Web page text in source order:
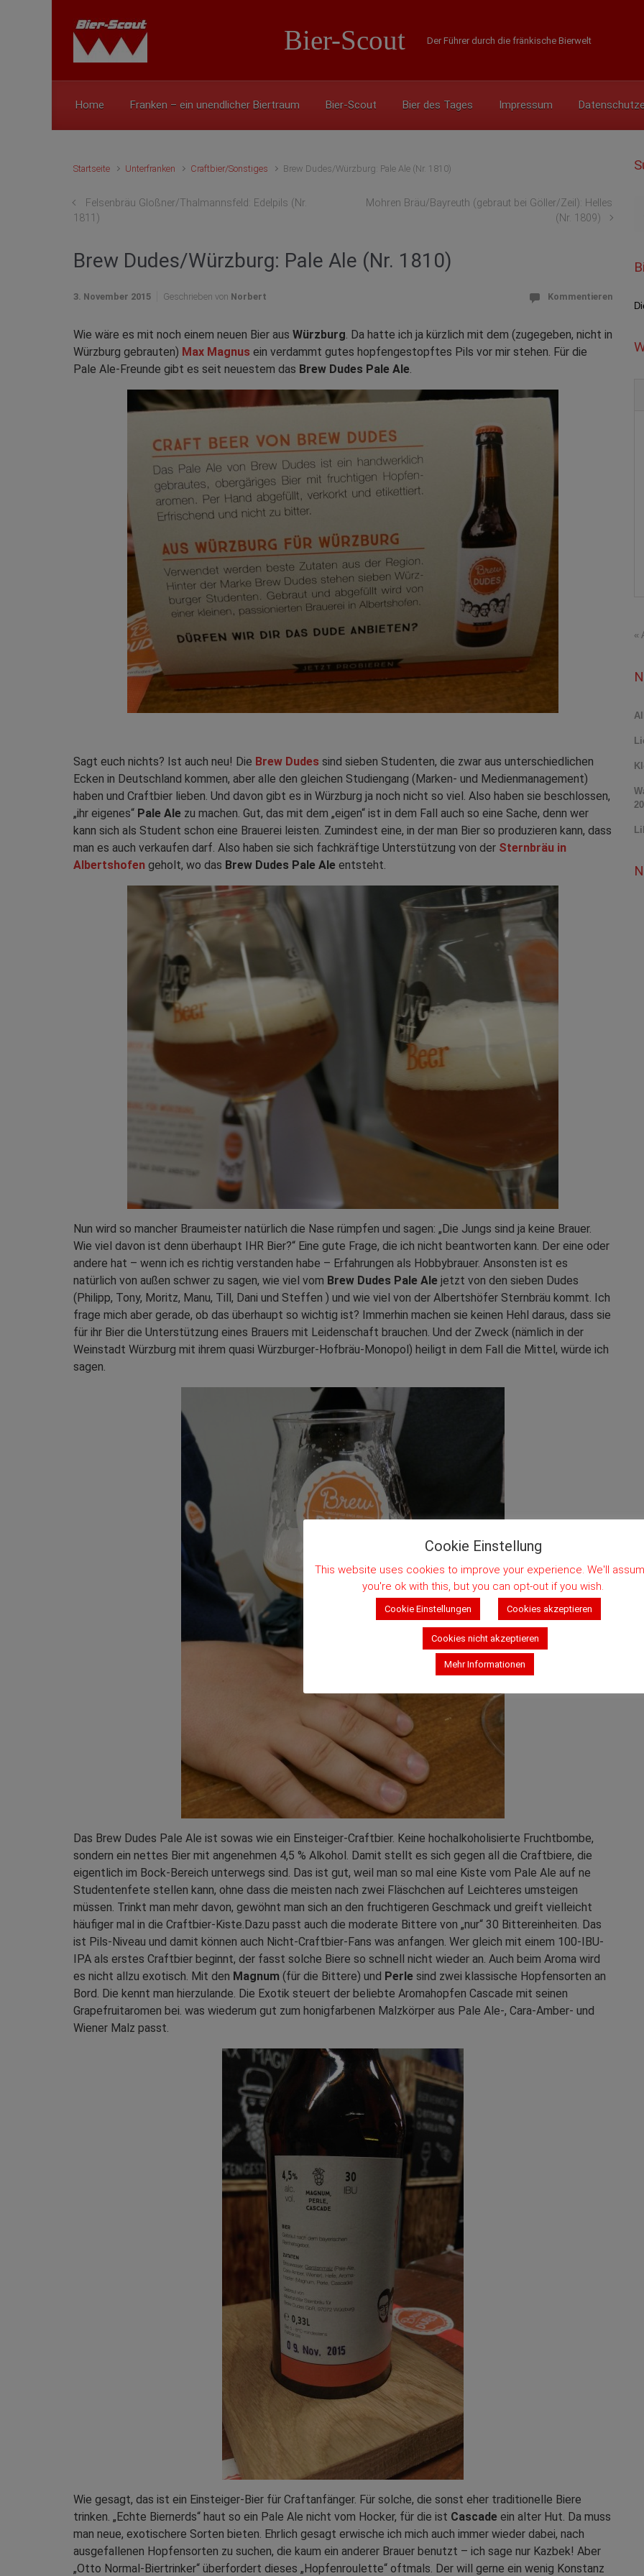
Zum Hauptinhalt springen
Bier-Scout Der Führer durch die fränkische Bierwelt
Home Franken – ein unendlicher Biertraum Bier-Scout Bier des Tages Impressum
Startseite Unterfranken Craftbier/Sonstiges Brew Dudes/Würzburg: Pale Ale (Nr. 1810)
Felsenbräu Gloßner/Thalmannsfeld: Edelpils (Nr.
1811)
Mohren Bräu/Bayreuth (gebraut bei Göller/Zeil): Helles
(Nr. 1809)
Brew Dudes/Würzburg: Pale Ale (Nr. 1810)
3. November 2015 Geschrieben von Norbert Kommentieren
Wie wäre es mit noch einem neuen Bier aus Würzburg. Da hatte ich ja kürzlich mit dem (zugegeben, nicht in
Würzburg gebrauten) Max Magnus ein verdammt gutes hopfengestopftes Pils vor mir stehen. Für die
Pale Ale-Freunde gibt es seit neuestem das Brew Dudes Pale Ale.
Sagt euch nichts? Ist auch neu! Die Brew Dudes sind sieben Studenten, die zwar aus unterschiedlichen
Ecken in Deutschland kommen, aber alle den gleichen Studiengang (Marken- und Medienmanagement)
haben und Craftbier lieben. Und davon gibt es in Würzburg ja noch nicht so viel. Also haben sie beschlossen,
„ihr eigenes“ Pale Ale zu machen. Gut, das mit dem „eigen“ ist in dem Fall auch so eine Sache, denn wer
kann sich als Student schon eine Brauerei leisten. Zumindest eine, in der man Bier so produzieren kann, dass
man es auch verkaufen darf. Also haben sie sich fachkräftige Unterstützung von der Sternbräu in
Albertshofen geholt, wo das Brew Dudes Pale Ale entsteht.
Nun wird so mancher Braumeister natürlich die Nase rümpfen und sagen: „Die Jungs sind ja keine Brauer.
Wie viel davon ist denn überhaupt IHR Bier?“ Eine gute Frage, die ich nicht beantworten kann. Der eine oder
andere hat – wenn ich es richtig verstanden habe – Erfahrungen als Hobbybrauer. Ansonsten ist es
natürlich von außen schwer zu sagen, wie viel vom Brew Dudes Pale Ale jetzt von den sieben Dudes
(Philipp, Tony, Moritz, Manu, Till, Dani und Steffen ) und wie viel von der Albertshöfer Sternbräu kommt. Ich
frage mich aber gerade, ob das überhaupt so wichtig ist? Immerhin machen sie keinen Hehl daraus, dass sie
für ihr Bier die Unterstützung eines Brauers mit Leidenschaft brauchen. Und der Zweck (nämlich in der
Weinstadt Würzburg mit ihrem quasi Würzburger-Hofbräu-Monopol) heiligt in dem Fall die Mittel, würde ich
sagen.
Das Brew Dudes Pale Ale ist sowas wie ein Einsteiger-Craftbier. Keine hochalkoholisierte Fruchtbombe,
sondern ein nettes Bier mit angenehmen 4,5 % Alkohol. Damit stellt es sich gegen all die Craftbiere, die
eigentlich im Bock-Bereich unterwegs sind. Das ist gut, weil man so mal eine Kiste vom Pale Ale auf ne
Studentenfete stellen kann, ohne dass die meisten nach zwei Fläschchen auf Leichteres umsteigen
müssen. Trinkt man mehr davon, gewöhnt man sich an den fruchtigeren Geschmack und greift vielleicht
häufiger mal in die Craftbier-Kiste.Dazu passt auch die moderate Bittere von „nur“ 30 Bittereinheiten. Das
ist Pils-Niveau und damit können auch Nicht-Craftbier-Fans was anfangen. Wer gleich mit einem 100-IBU-
IPA als erstes Craftbier beginnt, der fasst solche Biere so schnell nicht wieder an. Auch beim Aroma wird
es nicht allzu exotisch. Mit den Magnum (für die Bittere) und Perle sind zwei klassische Hopfensorten an
Bord. Die kennt man hierzulande. Die Exotik steuert der beliebte Aromahopfen Cascade mit seinen
Grapefruitaromen bei. was wiederum gut zum honigfarbenen Malzkörper aus Pale Ale-, Cara-Amber- und
Wiener Malz passt.
Wie gesagt, das ist ein Einsteiger-Bier für Craftanfänger. Für solche, die sonst eher traditionelle Biere
trinken. „Echte Biernerds“ haut so ein Pale Ale nicht vom Hocker, für die ist Cascade ein alter Hut. Da muss
man neue, exotischere Sorten bieten. Ehrlich gesagt erwische ich mich auch immer wieder dabei, nach
ausgefallenen Hopfensorten zu suchen, die kaum ein anderer Brauer benutzt – ich sage nur Kazbek! Aber
„Otto Normal-Biertrinker“ überfordert dieses „Hopfenroulette“ oftmals. Der will gerne ein wenig Konstanz
«
Cookie Einstellung
This website uses cookies to improve your experience. We'll
you're ok with this, but you can opt-out if you wish.
Cookie Einstellungen Cookies akzeptieren
Cookies nicht akzeptieren
Mehr Informationen